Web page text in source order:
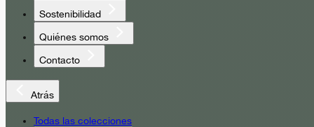
Sostenibilidad
Quiénes somos
Contacto
Atrás
Todas las colecciones